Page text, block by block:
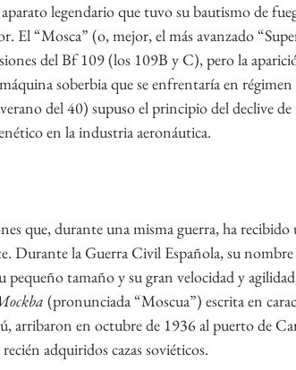
legendario que tuvo su bautismo de
El “Mosca” (o, mejor, el más avanzado
del Bf 109 (los 109B y C), pero la
soberbia que se enfrentaría en régimen
del 40) supuso el principio del declive
en la industria aeronáutica.
que, durante una misma guerra, ha
Durante la Guerra Civil Española, su
tamaño y su gran velocidad y
(pronunciada “Moscua”) escrita en
arribaron en octubre de 1936 al puerto de
adquiridos cazas soviéticos.